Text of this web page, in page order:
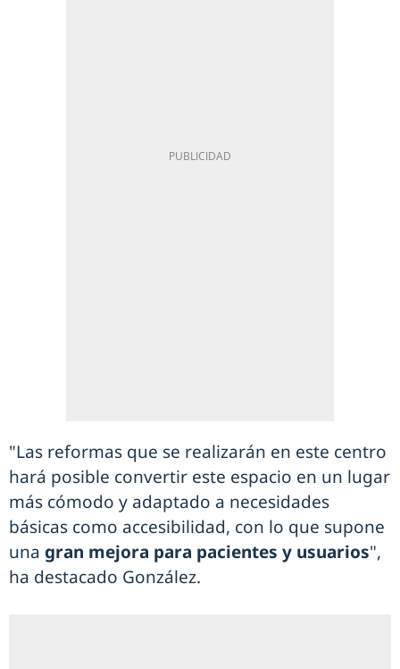
"Las reformas que se realizarán en este centro
hará posible convertir este espacio en un lugar
más cómodo y adaptado a necesidades
básicas como accesibilidad, con lo que supone
una gran mejora para pacientes y usuarios",
ha destacado González.